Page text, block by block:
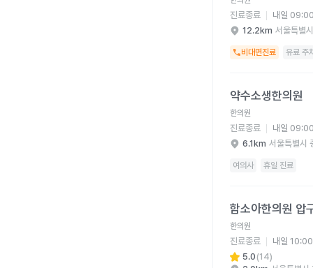
진료종료
내일
12.2km 서울특별
비대면진료 유료 주
약수소생한의원
한의원
진료종료
내일
6.1km 서울특별시
여의사 휴일 진료
함소아한의원 압
한의원
진료종료
내일
5.0 (14)